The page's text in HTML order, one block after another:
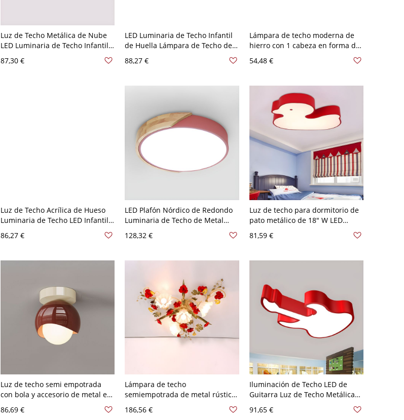
Luz de Techo Metálica de Nube
LED Luminaria de Techo Infantil
para Jardín de Niños - Rojo 110 A
120 V 49,53 cm
87,30 €
LED Luminaria de Techo Infantil
de Huella Lámpara de Techo de
Rojo 110 A 120 V 45,72 cm
88,27 €
Lámpara de techo moderna de
hierro con 1 cabeza en forma de
rojo para dormitorio
54,48 €
Luz de Techo Acrílica de Hueso
Luminaria de Techo LED Infantil
para Guardería de Niños - Rojo
110 A 120 V 49,53 cm
86,27 €
LED Plafón Nórdico de Redondo
Luminaria de Techo de Metal
30,48 cm Blanco
128,32 €
Luz de techo para dormitorio de
pato metálico de 18" W LED
moderna enroscada en rojo, luz
blanca
81,59 €
Luz de techo semi empotrada
con bola y accesorio de metal en
estilo moderno, vermillón, 110V-
120V
86,69 €
Lámpara de techo
semiempotrada de metal rústico
rojo con flores estilo Shabby Chic
- 110 A 120 V 4
186,56 €
Iluminación de Techo LED de
Guitarra Luz de Techo Metálica
Infantil para Guardería de Niños
- 110 A 120 V Rojo 45,72 cm
91,65 €